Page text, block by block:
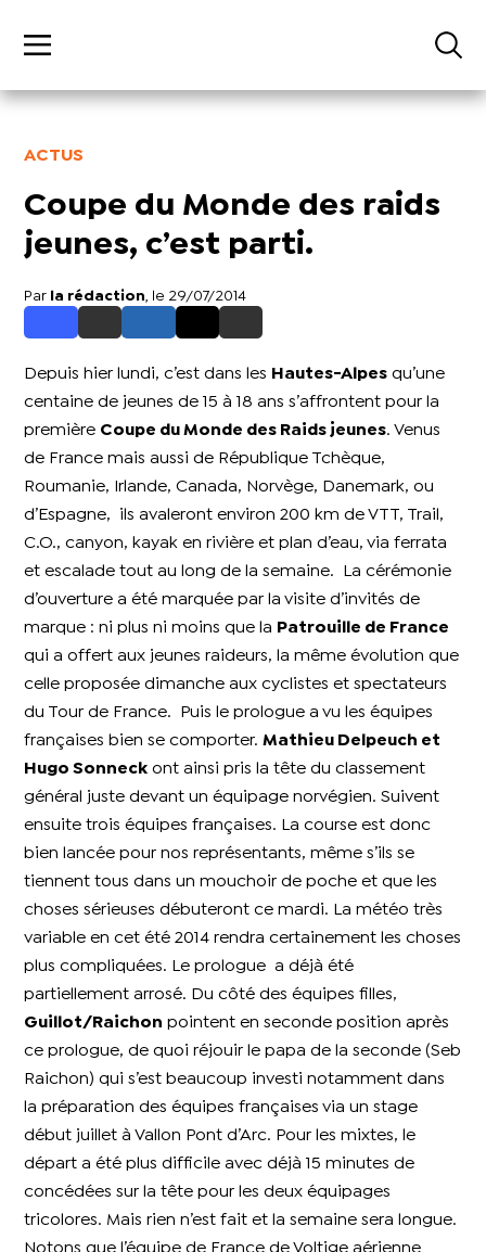
ACTUS
Coupe du Monde des raids
jeunes, c’est parti.
Par la rédaction , le 29/07/2014
Depuis hier lundi, c’est dans les Hautes-Alpes qu’une
centaine de jeunes de 15 à 18 ans s’affrontent pour la
première Coupe du Monde des Raids jeunes. Venus
de France mais aussi de République Tchèque,
Roumanie, Irlande, Canada, Norvège, Danemark, ou
d’Espagne, ils avaleront environ 200 km de VTT, Trail,
C.O., canyon, kayak en rivière et plan d’eau, via ferrata
et escalade tout au long de la semaine. La cérémonie
d’ouverture a été marquée par la visite d’invités de
marque : ni plus ni moins que la
Patrouille de France
qui a offert aux jeunes raideurs, la même évolution que
celle proposée dimanche aux cyclistes et spectateurs
du Tour de France.
Puis le prologue a vu les équipes
françaises bien se comporter.Mathieu Delpeuch et
Hugo Sonneck ont ainsi pris la tête du classement
général juste devant un équipage norvégien. Suivent
ensuite trois équipes françaises. La course est donc
bien lancée pour nos représentants, même s’ils se
tiennent tous dans un mouchoir de poche et que les
choses sérieuses débuteront ce mardi. La météo très
variable en cet été 2014 rendra certainement les choses
plus compliquées. Le prologue a déjà été
partiellement arrosé. Du côté des équipes filles,
Guillot/Raichon pointent en seconde position après
ce prologue, de quoi réjouir le papa de la seconde (Seb
Raichon) qui s’est beaucoup investi notamment dans
la préparation des équipes françaises via un stage
début juillet à Vallon Pont d’Arc. Pour les mixtes, le
départ a été plus difficile avec déjà 15 minutes de
concédées sur la tête pour les deux équipages
tricolores. Mais rien n’est fait et la semaine sera longue.
Notons que l’équipe de France de Voltige aérienne